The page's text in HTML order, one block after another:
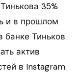
35%
и в прошлом
банке Тиньков
актив
в Instagram.